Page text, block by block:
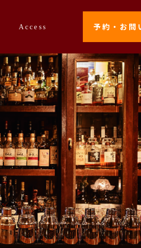
Access 予約・お問